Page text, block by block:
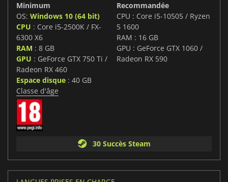
Minimum
OS: Windows 10 (64 bit)
CPU : Core i5-2500K / FX-
6300 X6
RAM : 8 GB
GPU : GeForce GTX 750 Ti /
Radeon RX 460
Espace disque : 40 GB
Recommandée
CPU : Core i5-10505 / Ryzen
5 1600
RAM : 16 GB
GPU : GeForce GTX 1060 /
Radeon RX 590
Classe d'âge
30 Succès Steam